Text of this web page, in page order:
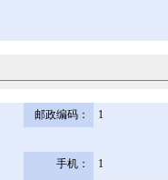
邮政编码：
1
手机：
1